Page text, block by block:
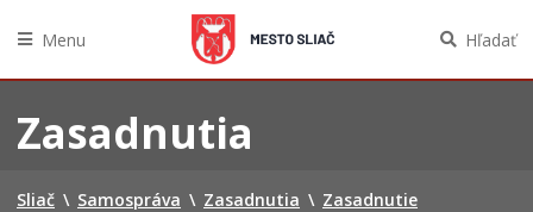
obsah
Menu Hľadať
Zasadnutia
Sliač \ Samospráva \ Zasadnutia \ Zasadnutie